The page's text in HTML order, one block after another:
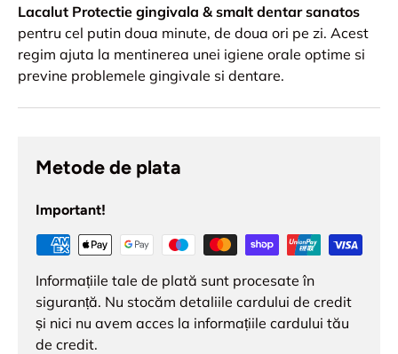
Lacalut Protectie gingivala & smalt dentar sanatos
pentru cel putin doua minute, de doua ori pe zi. Acest
regim ajuta la mentinerea unei igiene orale optime si
previne problemele gingivale si dentare.
Metode de plata
Important!
Informațiile tale de plată sunt procesate în
siguranță. Nu stocăm detaliile cardului de credit
și nici nu avem acces la informațiile cardului tău
de credit.